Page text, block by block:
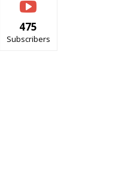
475
Subscribers